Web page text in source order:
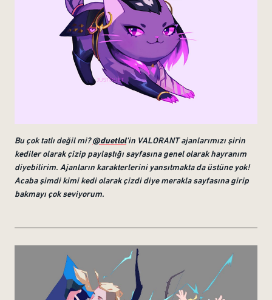
Bu çok tatlı değil mi?@duetlol'in VALORANT ajanlarımızı şirin
kediler olarak çizip paylaştığı sayfasına genel olarak hayranım
diyebilirim. Ajanların karakterlerini yansıtmakta da üstüne yok!
Acaba şimdi kimi kedi olarak çizdi diye merakla sayfasına girip
bakmayı çok seviyorum.